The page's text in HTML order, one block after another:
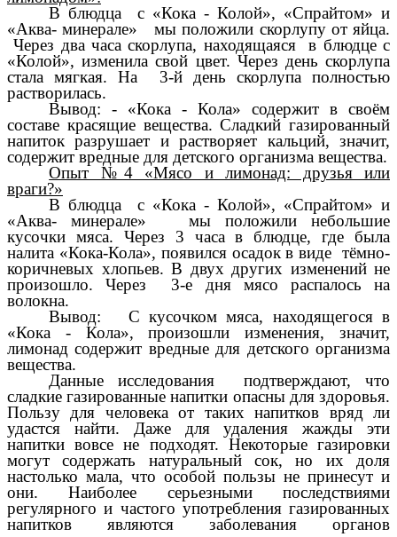
В блюдца с «Кока - Колой», «Спрайтом» и
«Аква- минерале» мы положили скорлупу от яйца.
Через два часа скорлупа, находящаяся в блюдце с
«Колой», изменила свой цвет. Через день скорлупа
стала мягкая. На 3-й день скорлупа полностью
растворилась.
Вывод: - «Кока - Кола» содержит в своём
составе красящие вещества. Сладкий газированный
напиток разрушает и растворяет кальций, значит,
содержит вредные для детского организма вещества.
Опыт №4 «Мясо и лимонад: друзья или
враги?»
В блюдца с «Кока - Колой», «Спрайтом» и
«Аква- минерале» мы положили небольшие
кусочки мяса. Через 3 часа в блюдце, где была
налита «Кока-Кола», появился осадок в виде тёмно-
коричневых хлопьев. В двух других изменений не
произошло.
Через 3-е дня мясо распалось на
волокна.
Вывод: С кусочком мяса, находящегося в
«Кока - Кола», произошли изменения, значит,
лимонад содержит вредные для детского организма
вещества.
Данные исследования подтверждают, что
сладкие газированные напитки опасны для здоровья.
Пользу для человека от таких напитков вряд ли
удастся найти. Даже для удаления жажды эти
напитки вовсе не подходят. Некоторые газировки
могут содержать натуральный сок, но их доля
настолько мала, что особой пользы не принесут и
они.
Наиболее серьезными последствиями
регулярного и частого употребления газированных
напитков являются заболевания органов